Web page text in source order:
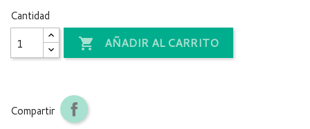
Cantidad
 AÑADIR AL CARRITO
Compartir